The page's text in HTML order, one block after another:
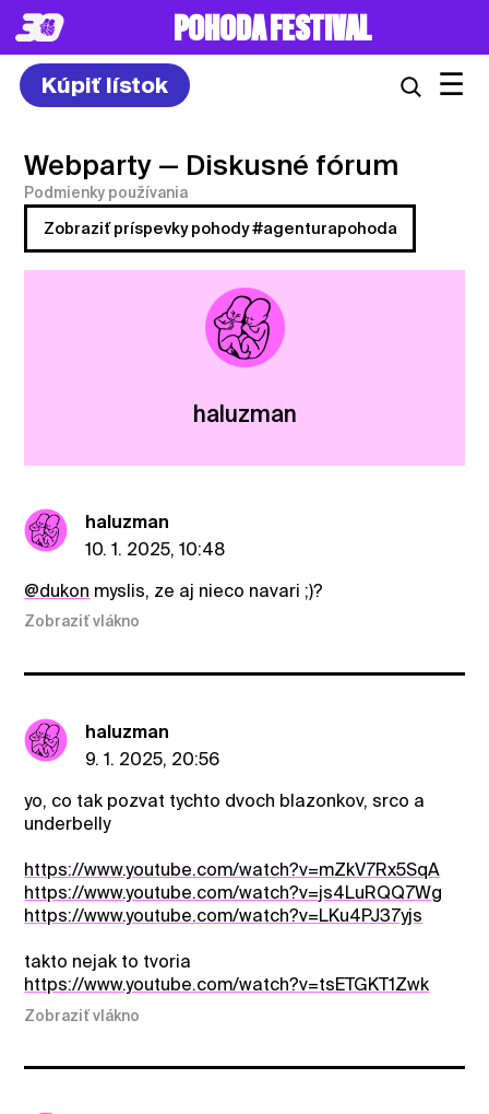
POHODA FESTIVAL
Kúpiť lístok ☰
Webparty — Diskusné fórum
Podmienky používania
Zobraziť príspevky pohody #agenturapohoda
haluzman
haluzman
10. 1. 2025, 10:48
@dukon myslis, ze aj nieco navari ;)?
Zobraziť vlákno
haluzman
9. 1. 2025, 20:56
yo, co tak pozvat tychto dvoch blazonkov, srco a
underbelly
https://www.youtube.com/watch?v=mZkV7Rx5SqA
https://www.youtube.com/watch?v=js4LuRQQ7Wg
https://www.youtube.com/watch?v=LKu4PJ37yjs
takto nejak to tvoria
https://www.youtube.com/watch?v=tsETGKT1Zwk
Zobraziť vlákno